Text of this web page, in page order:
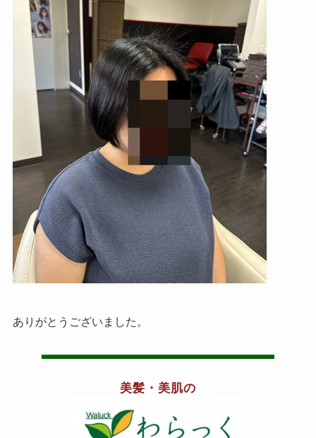
ありがとうございました。
美髪・美肌の